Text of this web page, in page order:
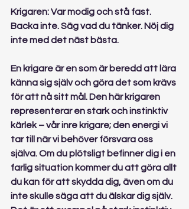
Krigaren: Var modig och stå fast.
Backa inte. Säg vad du tänker. Nöj dig
inte med det näst bästa.
En krigare är en som är beredd att lära
känna sig själv och göra det som krävs
för att nå sitt mål. Den här krigaren
representerar en stark och instinktiv
kärlek – vår inre krigare; den energi vi
tar till när vi behöver försvara oss
själva. Om du plötsligt befinner dig i en
farlig situation kommer du att göra allt
du kan för att skydda dig, även om du
inte skulle säga att du älskar dig själv.